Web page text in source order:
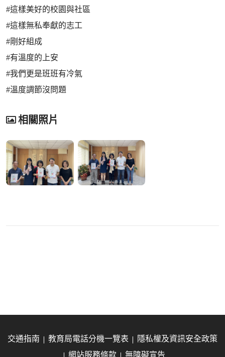
#這樣美好的校園與社區
#這樣無私奉獻的志工
#剛好組成
#有溫度的上安
#我們更是班班有冷氣
#溫度調節沒問題
相關照片
交通指南 教育局電話分機一覽表
隱私權及資訊安全政策
網站服務條款
無障礙宣告